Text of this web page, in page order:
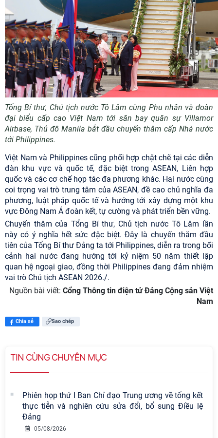
Tổng Bí thư, Chủ tịch nước Tô Lâm cùng Phu nhân và đoàn
đại biểu cấp cao Việt Nam tới sân bay quân sự Villamor
Airbase, Thủ đô Manila bắt đầu chuyến thăm cấp Nhà nước
tới Philippines.
Việt Nam và Philippines cũng phối hợp chặt chẽ tại các diễn
đàn khu vực và quốc tế, đặc biệt trong ASEAN, Liên hợp
quốc và các cơ chế hợp tác đa phương khác. Hai nước cùng
coi trọng vai trò trung tâm của ASEAN, đề cao chủ nghĩa đa
phương, luật pháp quốc tế và hướng tới xây dựng một khu
vực Đông Nam Á đoàn kết, tự cường và phát triển bền vững.
Chuyến thăm của Tổng Bí thư, Chủ tịch nước Tô Lâm lần
này có ý nghĩa hết sức đặc biệt. Đây là chuyến thăm đầu
tiên của Tổng Bí thư Đảng ta tới Philippines, diễn ra trong bối
cảnh hai nước đang hướng tới kỷ niệm 50 năm thiết lập
quan hệ ngoại giao, đồng thời Philippines đang đảm nhiệm
vai trò Chủ tịch ASEAN 2026./.
Nguồn bài viết: Cổng Thông tin điện tử Đảng Cộng sản Việt
Nam
Chia sẻ Sao chép
TIN CÙNG CHUYÊN MỤC
Phiên họp thứ I Ban Chỉ đạo Trung ương về tổng kết
thực tiễn và nghiên cứu sửa đổi, bổ sung Điều lệ
Đảng
05/08/2026